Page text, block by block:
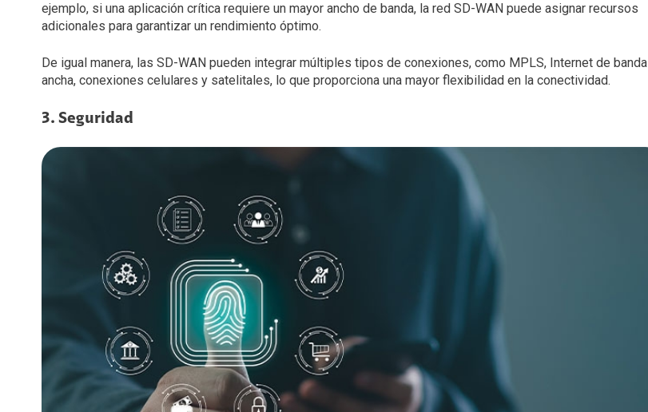
ejemplo, si una aplicación crítica requiere un mayor ancho de banda, la red SD-WAN puede asignar recursos
adicionales para garantizar un rendimiento óptimo.
De igual manera, las SD-WAN pueden integrar múltiples tipos de conexiones, como MPLS, Internet de banda
ancha, conexiones celulares y satelitales, lo que proporciona una mayor flexibilidad en la conectividad.
3. Seguridad